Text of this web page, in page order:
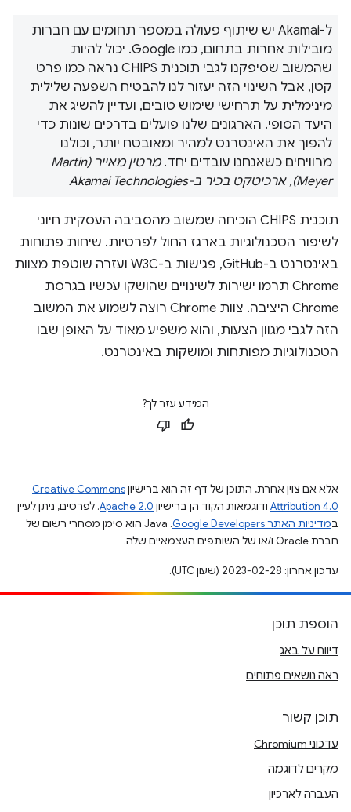
ל-Akamai יש שיתוף פעולה במספר תחומים עם חברות
מובילות אחרות בתחום, כמו Google. יכול להיות
שהמשוב שסיפקנו לגבי תוכנית CHIPS נראה כמו פרט
קטן, אבל השינוי הזה יעזור לנו להבטיח השפעה שלילית
מינימלית על תרחישי שימוש טובים, ועדיין להשיג את
היעד הסופי. הארגונים שלנו פועלים בדרכים שונות כדי
להפוך את האינטרנט למהיר ומאובטח יותר, וכולנו
מרוויחים כשאנחנו עובדים יחד.
מרטין מאייר (Martin
Meyer), ארכיטקט בכיר ב-Akamai Technologies
תוכנית CHIPS הוכיחה שמשוב מהסביבה העסקית חיוני
לשיפור הטכנולוגיות בארגז החול לפרטיות. שיחות פתוחות
באינטרנט ב-GitHub, פגישות ב-W3C ועזרה שוטפת מצוות
Chrome תרמו ישירות לשינויים שהושקו עכשיו בגרסת
Chrome היציבה. צוות Chrome רוצה לשמוע את המשוב
הזה לגבי מגוון הצעות, והוא משפיע מאוד על האופן שבו
הטכנולוגיות מפותחות ומושקות באינטרנט.
המידע עזר לך?
אלא אם צוין אחרת, התוכן של דף זה הוא ברישיוןCreative Commons
Attribution 4.0 ודוגמאות הקוד הן ברישיון Apache 2.0. לפרטים, ניתן לעיין
במדיניות האתר Google Developers‏
.‏ Java הוא סימן מסחרי רשום של
חברת Oracle ו/או של השותפים העצמאיים שלה.
עדכון אחרון: 2023-02-28 (שעון UTC).
הוספת תוכן
דיווח על באג
ראה נושאים פתוחים
תוכן קשור
עדכוני Chromium
מקרים לדוגמה
העברה לארכיון